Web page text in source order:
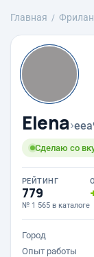
Главная
Elena›
Сделаю со
РЕЙТИНГ
779
№ 1 565 в каталоге
Город
Опыт работы